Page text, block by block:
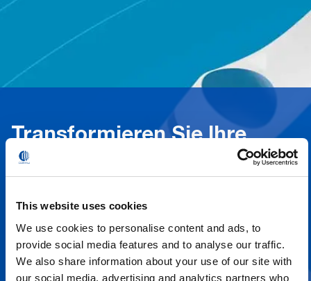
This website uses cookies
We use cookies to personalise content and ads, to
provide social media features and to analyse our traffic.
We also share information about your use of our site with
our social media, advertising and analytics partners who
Transformieren Sie Ihre
Fertigungsabläufe
Bereit, die Effizienz zu steigern?